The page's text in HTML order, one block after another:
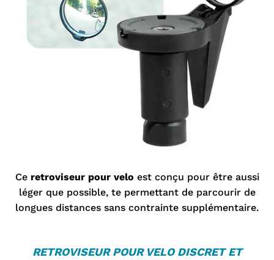
Ce retroviseur pour velo est conçu pour être aussi
léger que possible, te permettant de parcourir de
longues distances sans contrainte supplémentaire.
RETROVISEUR POUR VELODISCRET ET